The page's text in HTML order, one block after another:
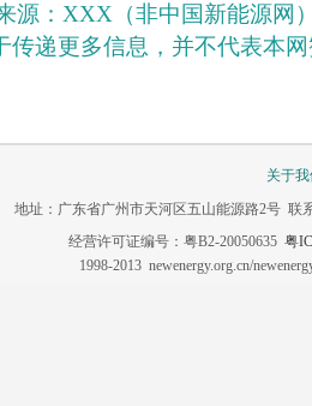
源：XXX（非中国新能源网
传递更多信息，并不代表本
关于
地址：广东省广州市天河区五山能源路2号 联
经营许可证编号：粤B2-20050635 粤
1998-2013 newenergy.org.cn/